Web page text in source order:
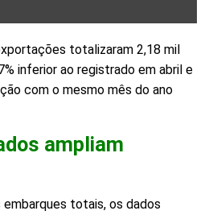
totalizaram 2,18 mil
inferior ao registrado em abril e
com o mesmo mês do ano
ampliam
totais, os dados